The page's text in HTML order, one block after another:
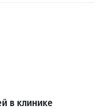
в клинике